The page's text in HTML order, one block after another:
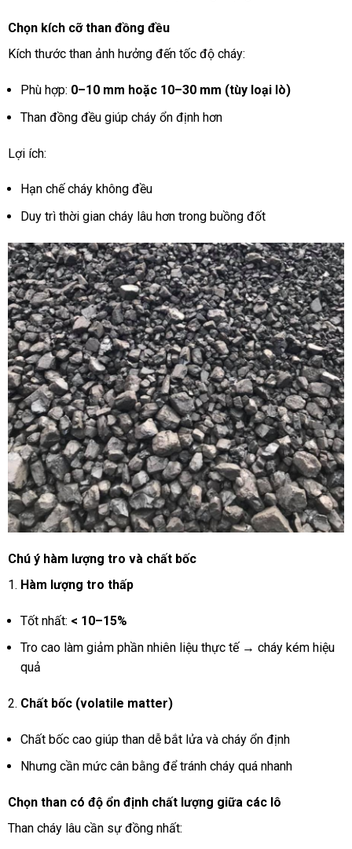
Chọn kích cỡ than đồng đều
Kích thước than ảnh hưởng đến tốc độ cháy:
Phù hợp: 0–10 mm hoặc 10–30 mm (tùy loại lò)
Than đồng đều giúp cháy ổn định hơn
Lợi ích:
Hạn chế cháy không đều
Duy trì thời gian cháy lâu hơn trong buồng đốt
Chú ý hàm lượng tro và chất bốc
Hàm lượng tro thấp
Tốt nhất: < 10–15%
Tro cao làm giảm phần nhiên liệu thực tế → cháy kém hiệu
quả
Chất bốc (volatile matter)
Chất bốc cao giúp than dễ bắt lửa và cháy ổn định
Nhưng cần mức cân bằng để tránh cháy quá nhanh
Chọn than có độ ổn định chất lượng giữa các lô
Than cháy lâu cần sự đồng nhất: